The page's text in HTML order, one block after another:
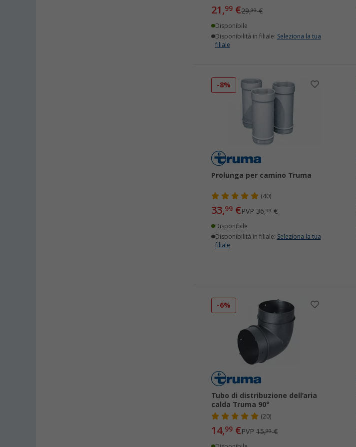
21,99 €29,99€
Disponibile
Disponibilità in filiale: Seleziona la tua
filiale
-8%
Prolunga per camino Truma
(40)
33,99 €PVP36,99€
Disponibile
Disponibilità in filiale: Seleziona la tua
filiale
-6%
Tubo di distribuzione dell’aria
calda Truma 90°
(20)
14,99 €PVP15,99€